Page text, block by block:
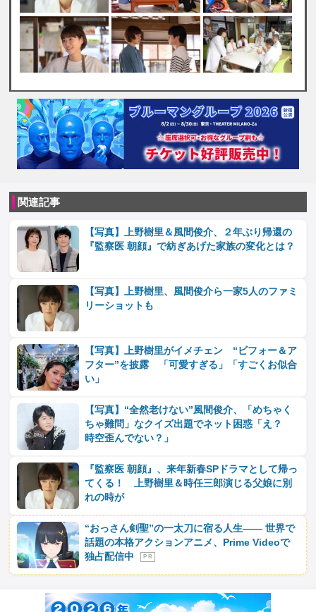
関連記事
【写真】上野樹里＆風間俊介、２年ぶり帰還の
『監察医 朝顔』で紡ぎあげた家族の変化とは？
【写真】上野樹里、風間俊介ら一家5人のファミ
リーショットも
【写真】上野樹里がイメチェン “ビフォー＆ア
フター”を披露 「可愛すぎる」「すごくお似合
い」
【写真】“全然老けない”風間俊介、「めちゃく
ちゃ難問」なクイズ出題でネット困惑「え？
時空歪んでない？」
『監察医 朝顔』、来年新春SPドラマとして帰っ
てくる！ 上野樹里＆時任三郎演じる父娘に別
れの時が
“おっさん剣聖”の一太刀に宿る人生―― 世界で
話題の本格アクションアニメ、Prime Videoで
独占配信中
P R